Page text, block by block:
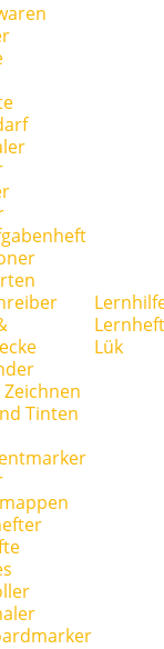
Tinten
Lük